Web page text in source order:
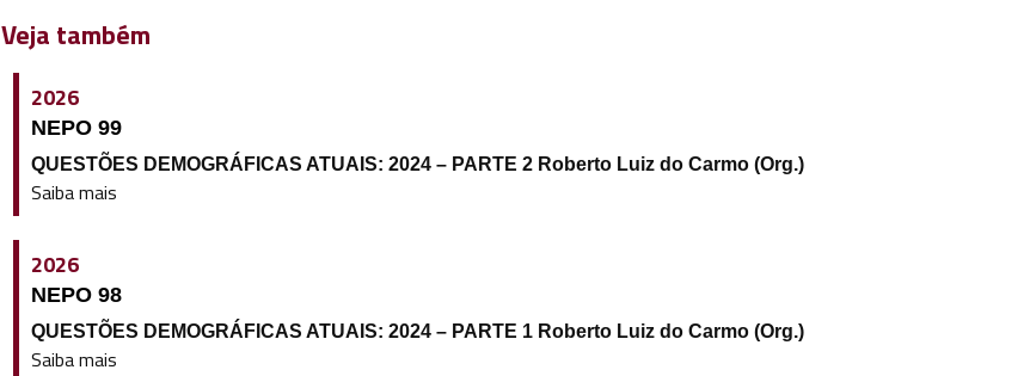
Veja também
2026
NEPO 99
QUESTÕES DEMOGRÁFICAS ATUAIS: 2024 – PARTE 2 Roberto Luiz do Carmo (Org.)
Saiba mais
2026
NEPO 98
QUESTÕES DEMOGRÁFICAS ATUAIS: 2024 – PARTE 1 Roberto Luiz do Carmo (Org.)
Saiba mais